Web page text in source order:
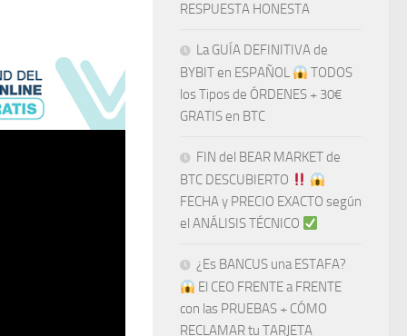
RESPUESTA HONESTA
La GUÍA DEFINITIVA de
BYBIT en ESPAÑOL
TODOS
los Tipos de ÓRDENES + 30€
GRATIS en BTC
FIN del BEAR MARKET de
BTC DESCUBIERTO
FECHA y PRECIO EXACTO según
el ANÁLISIS TÉCNICO
¿Es BANCUS una ESTAFA?
El CEO FRENTE a FRENTE
con las PRUEBAS + CÓMO
RECLAMAR tu TARJETA